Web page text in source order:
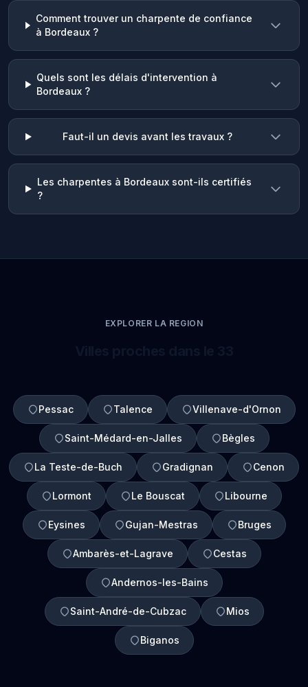
Comment trouver un charpente de confiance
à Bordeaux ?
Quels sont les délais d'intervention à
Bordeaux ?
Faut-il un devis avant les travaux ?
Les charpentes à Bordeaux sont-ils certifiés
?
EXPLORER LA REGION
Pessac Talence Villenave-d'Ornon
Saint-Médard-en-Jalles Bègles
La Teste-de-Buch Gradignan Cenon
Lormont Le Bouscat Libourne
Eysines Gujan-Mestras Bruges
Ambarès-et-Lagrave Cestas
Andernos-les-Bains
Saint-André-de-Cubzac Mios
Biganos